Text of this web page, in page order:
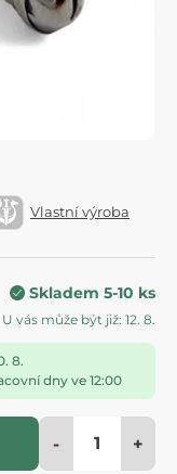
Vlastní výroba
Skladem 5-10 ks
U vás může být již: 12. 8.
8.
dny ve 12:00
- +